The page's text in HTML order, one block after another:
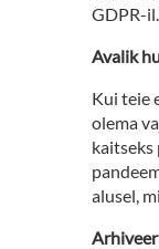
GDPR-il.
Avalik
Kui teie
olema
alusel,